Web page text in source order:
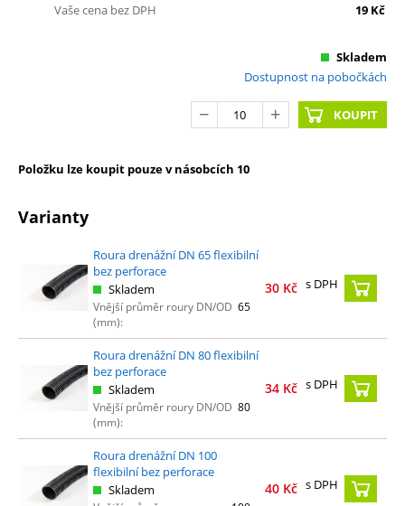
Vaše cena bez DPH 19 Kč
Skladem
Dostupnost na pobočkách
KOUPIT
Položku lze koupit pouze v násobcích 10
Varianty
Roura drenážní DN 65 flexibilní
bez perforace
Skladem
Vnější průměr roury DN/OD
(mm):
65
30 Kč s DPH
Roura drenážní DN 80 flexibilní
bez perforace
Skladem
Vnější průměr roury DN/OD
(mm):
80
34 Kč s DPH
Roura drenážní DN 100
flexibilní bez perforace
Skladem
40 Kč s DPH